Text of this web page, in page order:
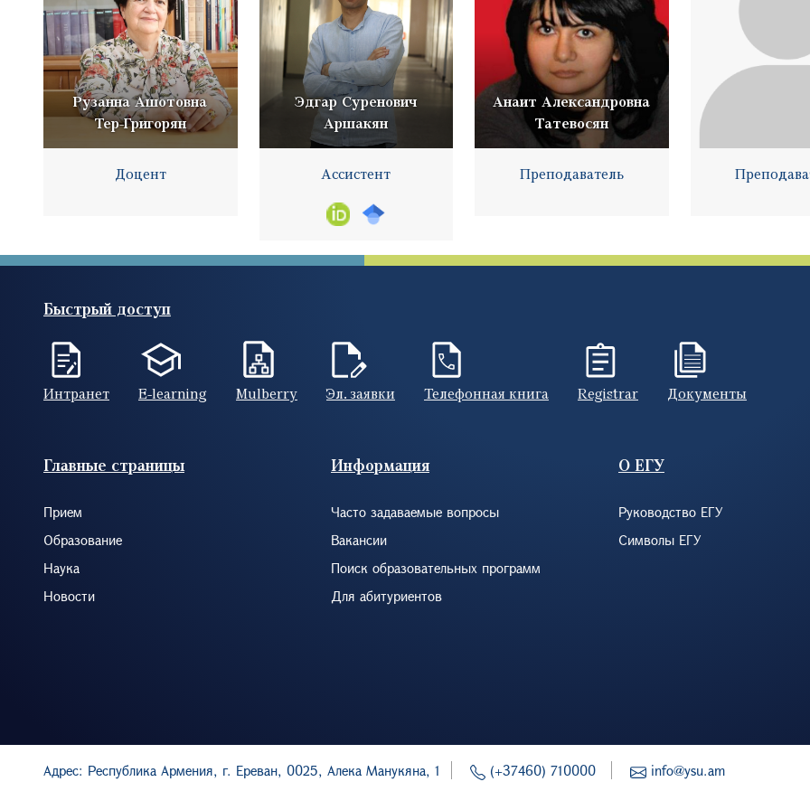
Рузанна Ашотовна
Тер-Григорян
Доцент
Эдгар Суренович
Аршакян
Ассистент
Анаит Александровна
Татевосян
Преподаватель
Быстрый доступ
Интранет E-learning Mulberry Эл. заявки Телефонная книга Registrar Документы
Footer (RUS)
Главные страницы
Прием
Образование
Наука
Новости
Информация
Часто задаваемые вопросы
Вакансии
Поиск образовательных программ
Для абитуриентов
О ЕГУ
Руководство ЕГУ
Символы ЕГУ
Адрес: Республика Армения, г. Ереван, 0025, Алека Манукяна, 1 (+37460) 710000 info@ysu.am